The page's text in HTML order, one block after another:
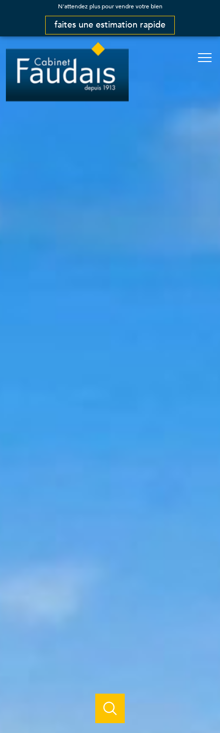
N'attendez plus pour vendre votre bien
faites une estimation rapide